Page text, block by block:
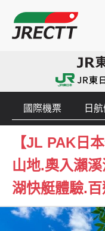
國際機票 日
【JL PAK日
山地.奧入瀨
湖快艇體驗.百